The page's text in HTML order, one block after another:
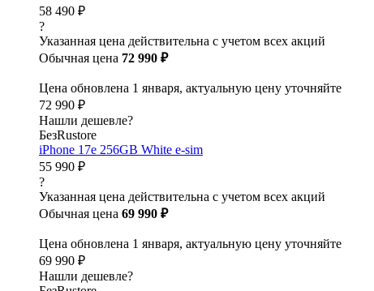
58 490 ₽
?
Указанная цена действительна с учетом всех акций
Обычная цена 72 990 ₽
Цена обновлена 1 января, актуальную цену уточняйте
72 990 ₽
Нашли дешевле?
БезRustore
iPhone 17e 256GB White e-sim
55 990 ₽
?
Указанная цена действительна с учетом всех акций
Обычная цена 69 990 ₽
Цена обновлена 1 января, актуальную цену уточняйте
69 990 ₽
Нашли дешевле?